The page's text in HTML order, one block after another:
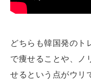
どちらも韓国発のト
で痩せることや、ノ
せるという点がウリ